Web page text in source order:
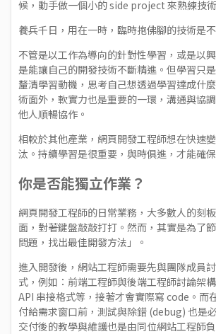
候，動手做一個小的 side project 來熟練技
養兵千日，用在一時，臨時抱佛腳的技術是
不管是以工作為導向的針對性學習，或是以
是能讓自己的開發技術不斷精進。但學習只
釐清學習動機，思考自己想透過學習達成什
術面外，軟實力也是重要的一環，溝通與協
他人順暢協作。
相較於其他產業，網頁開發工程師想在快速
汰。持續學習是很重要，與時俱進，才能確
你是否能獨立作業？
網頁開發工程師的日常業務，大多數人的刻
面，對著鍵盤敲敲打打。然而，其實是為了
問題，找出最佳開發方法」。
進入開發後，網站工程師需要先與團隊成員
式，例如：前端工程師與後端工程師討論架
API 串接格式等，接著才會實際寫 code。而
付給需求窗口前，測試與除錯 (debug) 也是
交付後的教學與維護也是由同位網站工程師負